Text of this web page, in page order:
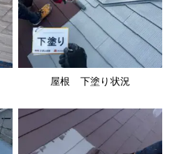
屋根 下塗り状況